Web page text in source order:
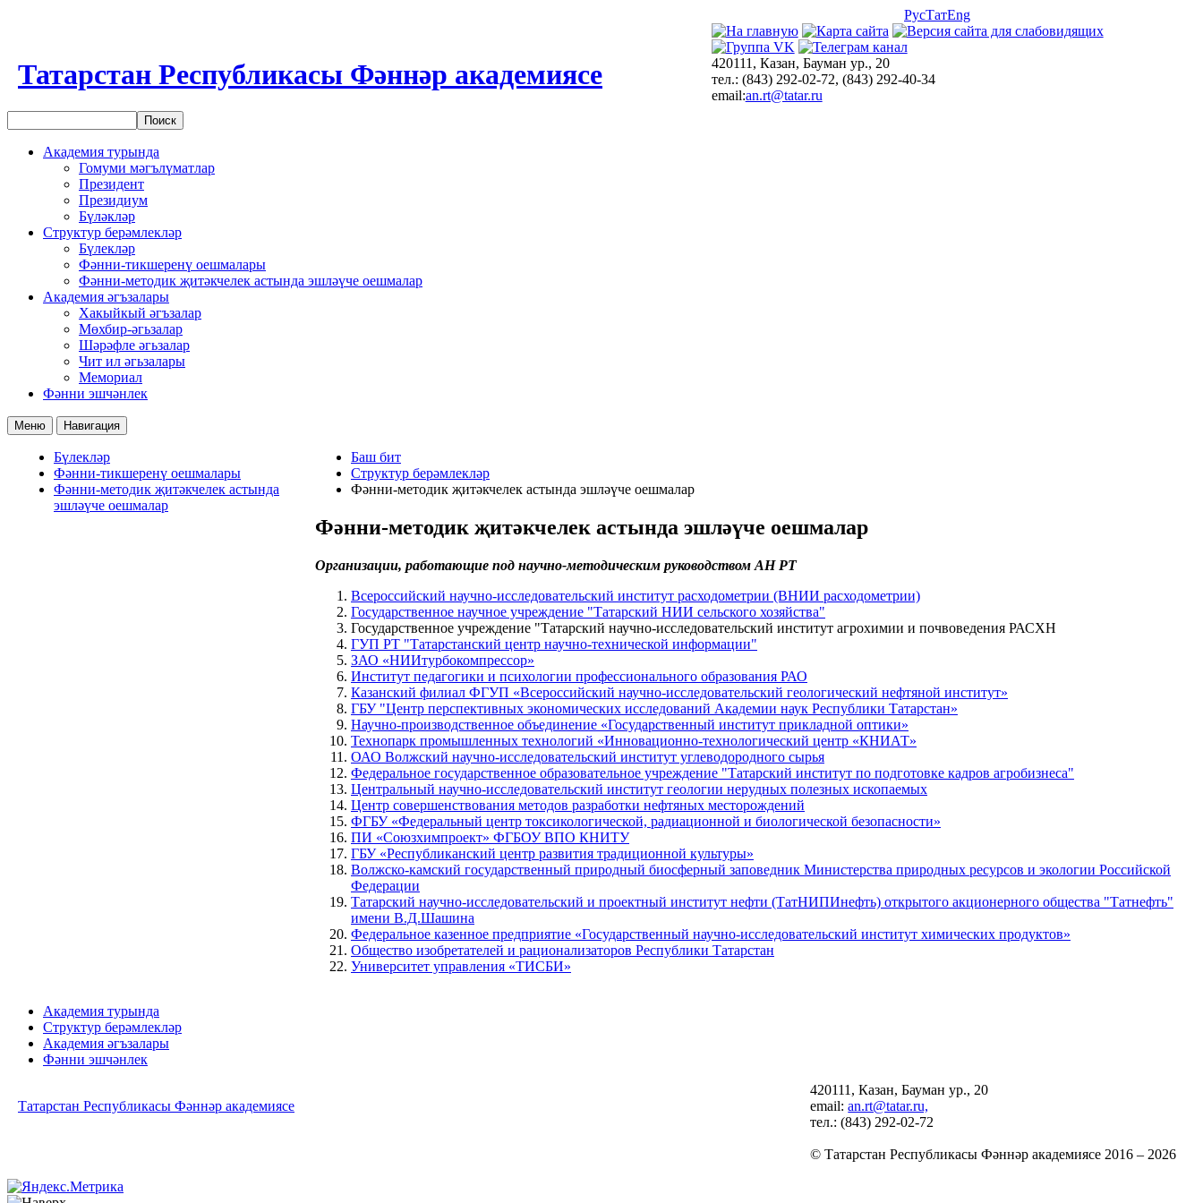
РусТатEng
Татарстан Республикасы Фәннәр академиясе
420111, Казан, Бауман ур., 20
тел.: (843) 292-02-72, (843) 292-40-34
email:an.rt@tatar.ru
Академия турында
Гомуми мәгълүматлар
Президент
Президиум
Бүләкләр
Структур берәмлекләр
Бүлекләр
Фәнни-тикшеренү оешмалары
Фәнни-методик җитәкчелек астында эшләүче оешмалар
Академия әгъзалары
Хакыйкый әгъзалар
Мөхбир-әгьзалар
Шәрәфле әгьзалар
Чит ил әгьзалары
Мемориал
Фәнни эшчәнлек
Меню Навигация
Бүлекләр
Фәнни-тикшеренү оешмалары
Фәнни-методик җитәкчелек астында
эшләүче оешмалар
Баш бит
Структур берәмлекләр
Фәнни-методик җитәкчелек астында эшләүче оешмалар
Фәнни-методик җитәкчелек астында эшләүче оешмалар
Организации, работающие под научно-методическим руководством АН РТ
Всероссийский научно-исследовательский институт расходометрии (ВНИИ расходометрии)
Государственное научное учреждение "Татарский НИИ сельского хозяйства"
Государственное учреждение "Татарский научно-исследовательский институт агрохимии и почвоведения РАСХН
ГУП РТ "Татарстанский центр научно-технической информации"
ЗАО «НИИтурбокомпрессор»
Институт педагогики и психологии профессионального образования РАО
Казанский филиал ФГУП «Всероссийский научно-исследовательский геологический нефтяной институт»
ГБУ "Центр перспективных экономических исследований Академии наук Республики Татарстан»
Научно-производственное объединение «Государственный институт прикладной оптики»
Технопарк промышленных технологий «Инновационно-технологический центр «КНИАТ»
ОАО Волжский научно-исследовательский институт углеводородного сырья
Федеральное государственное образовательное учреждение "Татарский институт по подготовке кадров агробизнеса"
Центральный научно-исследовательский институт геологии нерудных полезных ископаемых
Центр совершенствования методов разработки нефтяных месторождений
ФГБУ «Федеральный центр токсикологической, радиационной и биологической безопасности»
ПИ «Союзхимпроект» ФГБОУ ВПО КНИТУ
ГБУ «Республиканский центр развития традиционной культуры»
Волжско-камский государственный природный биосферный заповедник Министерства природных ресурсов и экологии Российской
Федерации
Татарский научно-исследовательский и проектный институт нефти (ТатНИПИнефть) открытого акционерного общества "Татнефть"
имени В.Д.Шашина
Федеральное казенное предприятие «Государственный научно-исследовательский институт химических продуктов»
Общество изобретателей и рационализаторов Республики Татарстан
Университет управления «ТИСБИ»
Академия турында
Структур берәмлекләр
Академия әгъзалары
Фәнни эшчәнлек
Татарстан Республикасы Фәннәр академиясе
420111, Казан, Бауман ур., 20
email:an.rt@tatar.ru,
тел.: (843) 292-02-72
© Татарстан Республикасы Фәннәр академиясе 2016 – 2026